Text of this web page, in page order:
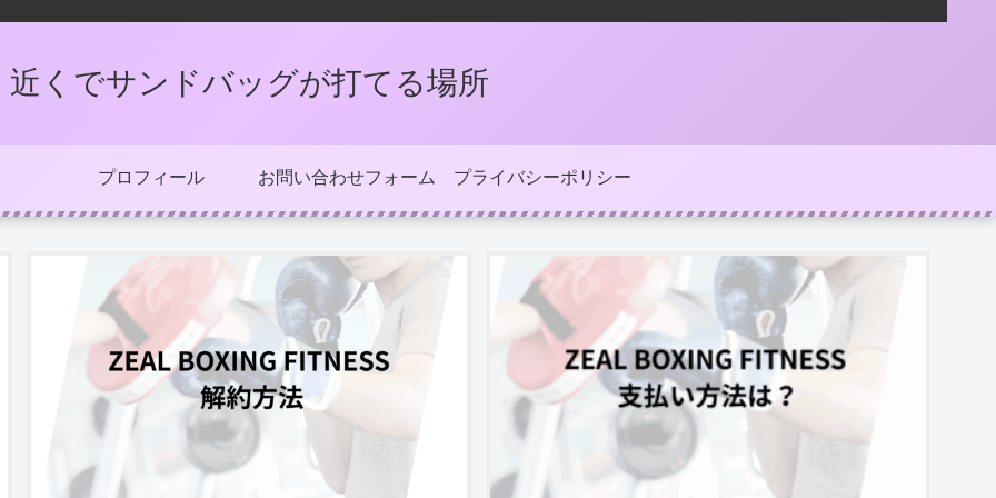
近くでサンドバッグが打てる場所
プロフィール お問い合わせフォーム プライバシーポリシー